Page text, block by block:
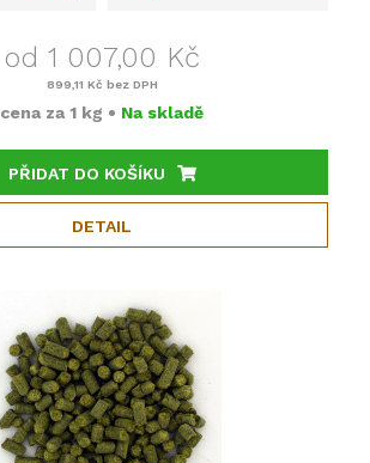
od 1 007,00 Kč
899,11 Kč bez DPH
cena za 1 kg • Na skladě
PŘIDAT DO KOŠÍKU
DETAIL